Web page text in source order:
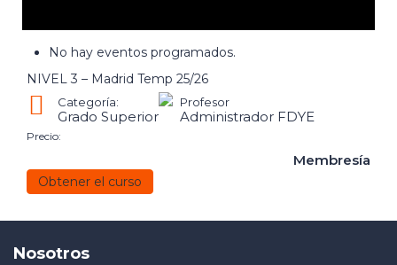
No hay eventos programados.
NIVEL 3 – Madrid Temp 25/26
Categoría:
Grado Superior
Profesor
Administrador FDYE
Precio:
Membresía
Obtener el curso
Nosotros